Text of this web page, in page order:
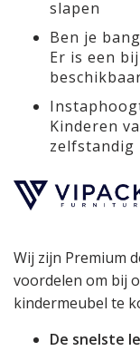
slapen
Ben je
Er is een
Kinderen
zelfstandig
Wij zijn Premium
voordelen om bij
kindermeubel te
De snelste